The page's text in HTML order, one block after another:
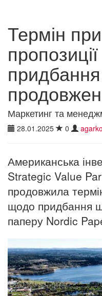
Термін
Маркетинг та
28.01.2025 0
Американська
Strategic Value
продовжила
щодо придбання
паперу Nordic